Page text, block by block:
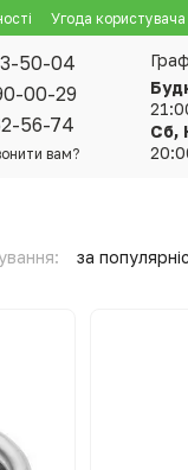
Угода користувача
50-04
00-29
56-74
вам?
Сб,
за